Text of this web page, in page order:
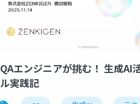
QAエンジニアが挑む！ 生成AI
ル実践記